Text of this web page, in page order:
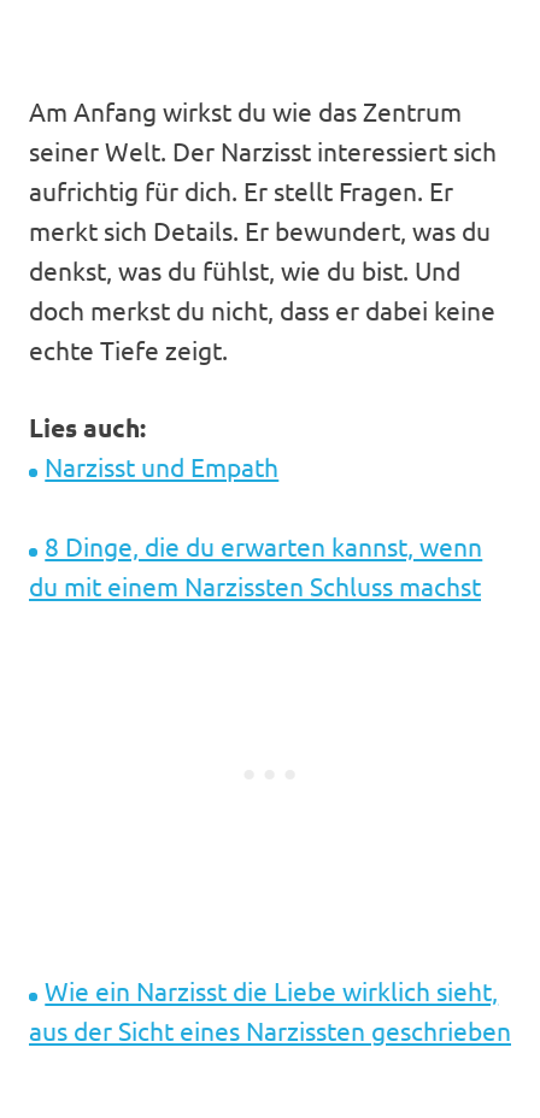
Am Anfang wirkst du wie das Zentrum
seiner Welt. Der Narzisst interessiert sich
aufrichtig für dich. Er stellt Fragen. Er
merkt sich Details. Er bewundert, was du
denkst, was du fühlst, wie du bist. Und
doch merkst du nicht, dass er dabei keine
echte Tiefe zeigt.
Lies auch:
Narzisst und Empath
8 Dinge, die du erwarten kannst, wenn
du mit einem Narzissten Schluss machst
Wie ein Narzisst die Liebe wirklich sieht,
aus der Sicht eines Narzissten geschrieben